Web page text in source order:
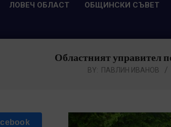
ЛОВЕЧ ОБЛАСТ ОБЩИНСКИ СЪВЕТ
Областният управител
BY: ПАВЛИН ИВАНОВ